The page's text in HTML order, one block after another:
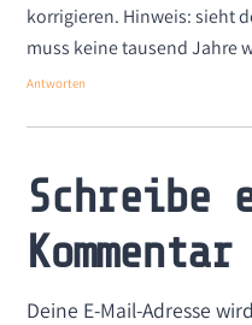
korrigieren. Hinweis: sieht
muss keine tausend Jahre
Antworten
Schreibe
Kommentar
Deine E-Mail-Adresse